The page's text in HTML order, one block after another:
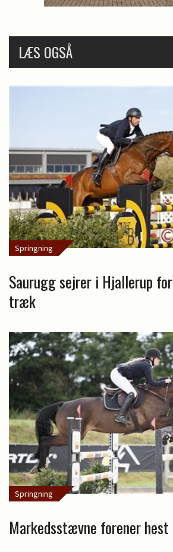
LÆS OGSÅ
Springning
Saurugg sejrer i Hjallerup
træk
Springning
Markedsstævne forener